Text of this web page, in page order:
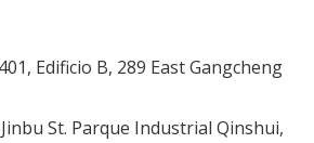
Edificio B, 289 East Gangcheng
St. Parque Industrial Qinshui,